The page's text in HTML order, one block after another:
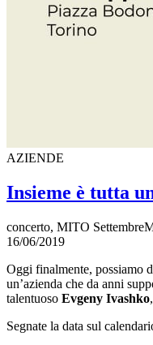
AZIENDE
Insieme è tutta
concerto, MITO
16/06/2019
Oggi finalmente, possiamo
un’azienda che da anni
talentuoso Evgeny Ivashko
Segnate la data sul